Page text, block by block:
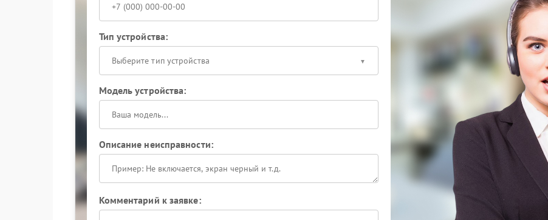
Тип устройства:
Выберите тип устройства
Модель устройства:
Описание неисправности:
Комментарий к заявке: